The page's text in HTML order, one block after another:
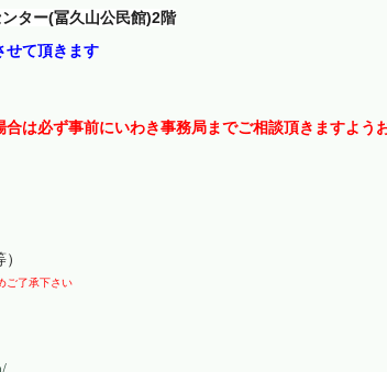
ター(冨久山公民館)2階
せて頂きます
は必ず事前にいわき事務局までご相談頂きますよう
了承下さい